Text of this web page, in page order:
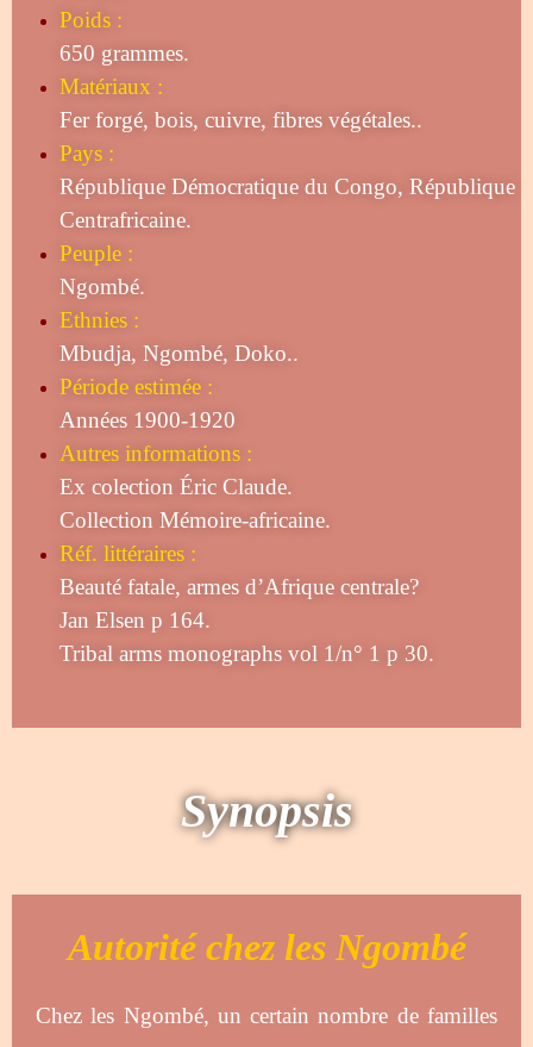
Poids :
650 grammes.
Matériaux :
Fer forgé, bois, cuivre, fibres végétales..
Pays :
République Démocratique du Congo, République
Centrafricaine.
Peuple :
Ngombé.
Ethnies :
Mbudja, Ngombé, Doko..
Période estimée :
Années 1900-1920
Autres informations :
Ex colection Éric Claude.
Collection Mémoire-africaine.
Réf. littéraires :
Beauté fatale, armes d’Afrique centrale?
Jan Elsen p 164.
Tribal arms monographs vol 1/n° 1 p 30.
Synopsis
Autorité chez les Ngombé
Chez les Ngombé, un certain nombre de familles